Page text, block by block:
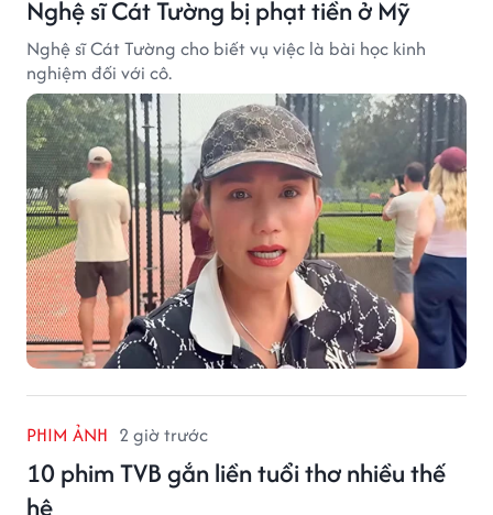
Nghệ sĩ Cát Tường bị phạt tiền ở Mỹ
Nghệ sĩ Cát Tường cho biết vụ việc là bài học kinh
nghiệm đối với cô.
PHIM ẢNH 2 giờ trước
10 phim TVB gắn liền tuổi thơ nhiều thế
hệ